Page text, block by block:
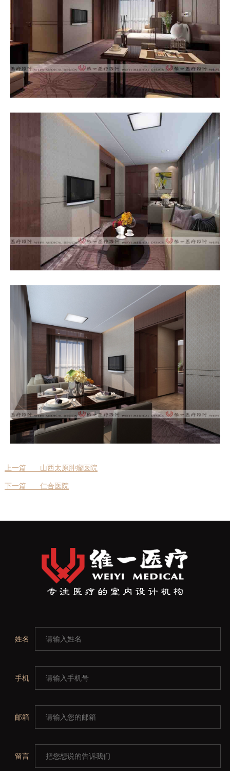
上一篇
山西太原肿瘤医院
下一篇
仁合医院
姓名
手机
邮箱
留言